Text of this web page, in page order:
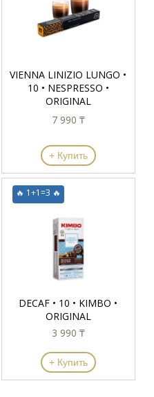
VIENNA LINIZIO LUNGO •
10 • NESPRESSO •
ORIGINAL
7 990 ₸
+ Купить
🔥 1+1=3 🔥
DECAF • 10 • KIMBO •
ORIGINAL
3 990 ₸
+ Купить